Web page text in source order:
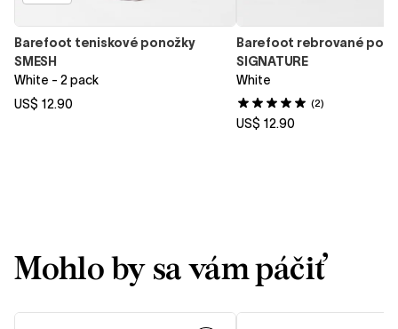
Barefoot teniskové ponožky
SMESH
White - 2 pack
US$ 12.90
Barefoot rebrované
SIGNATURE
White
(2)
US$ 12.90
Mohlo by sa vám páčiť